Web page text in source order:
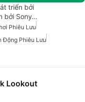
triển bởi
bởi Sony…
Phiêu Lưu
Động Phiêu Lưu
Lookout